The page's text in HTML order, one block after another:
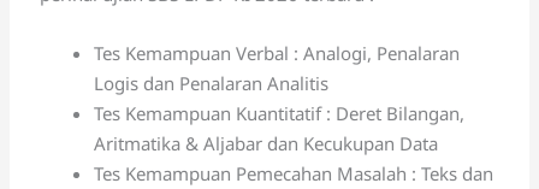
Tes Kemampuan Verbal : Analogi, Penalaran
Logis dan Penalaran Analitis
Tes Kemampuan Kuantitatif : Deret Bilangan,
Aritmatika & Aljabar dan Kecukupan Data
Tes Kemampuan Pemecahan Masalah : Teks dan